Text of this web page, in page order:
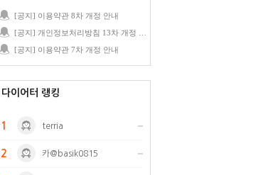
[공지] 이용약관 8차 개정 안내
[공지] 이용약관 7차 개정 안내
다이어터 랭킹
1 terria
2 카@basik0815